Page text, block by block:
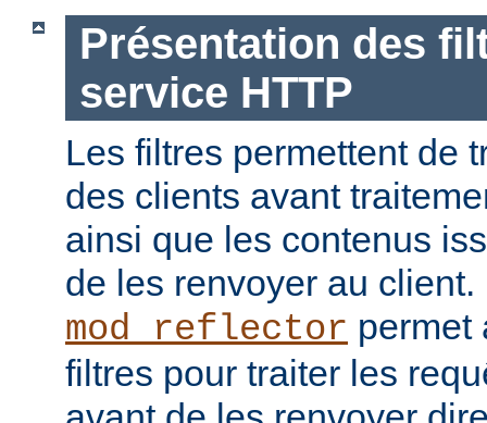
Présentation des
service HTTP
Les filtres permettent de
des clients avant
ainsi que les contenus
de les renvoyer au
mod_reflector permet
filtres pour traiter les